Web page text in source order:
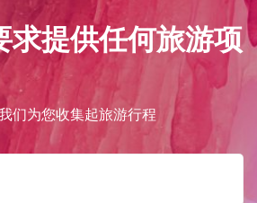
求提供任何旅游项
们为您收集起旅游行程